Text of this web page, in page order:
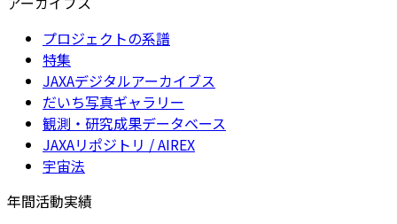
プロジェクトの系譜
特集
JAXAデジタルアーカイブス
だいち写真ギャラリー
観測・研究成果データベース
JAXAリポジトリ / AIREX
宇宙法
年間活動実績